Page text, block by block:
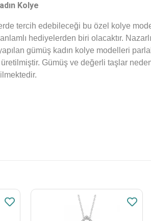
Kolye
tercih edebileceği bu özel kolye
hediyelerden biri olacaktır.
gümüş kadın kolye modelleri
Gümüş ve değerli taşlar